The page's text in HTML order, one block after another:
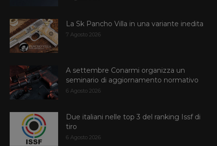
La Sk Pancho Villa in una variante inedita
7 Agosto 2026
A settembre Conarmi organizza un
seminario di aggiornamento normativo
6 Agosto 2026
Due italiani nelle top 3 del ranking Issf di
tiro
6 Agosto 2026